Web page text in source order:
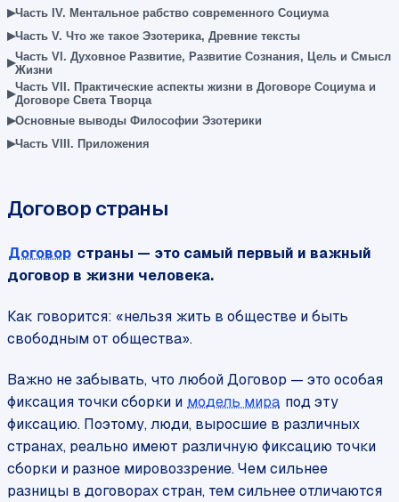
▸Часть IV. Ментальное рабство современного Социума
▸Часть V. Что же такое Эзотерика, Древние тексты
▸Часть VI. Духовное Развитие, Развитие Сознания, Цель и Смысл
Жизни
▸Часть VII. Практические аспекты жизни в Договоре Социума и
Договоре Света Творца
▸Основные выводы Философии Эзотерики
▸Часть VIII. Приложения
Договор страны
Договор страны — это самый первый и важный
договор в жизни человека.
Как говорится: «нельзя жить в обществе и быть
свободным от общества».
Важно не забывать, что любой Договор — это особая
фиксация точки сборки и модель мира под эту
фиксацию. Поэтому, люди, выросшие в различных
странах, реально имеют различную фиксацию точки
сборки и разное мировоззрение. Чем сильнее
разницы в договорах стран, тем сильнее отличаются